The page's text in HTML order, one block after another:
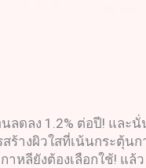
ลดลง 1.2% ต่อปี! แล
สร้างผิวใสที่เน้นกระตุ้
าหลียังต้องเลือกใช้! แ